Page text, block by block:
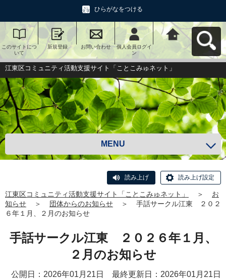
ひらがなをつける
このサイトにつ
いて
新規登録 お問い合わせ
個人会員ログイ
ン
江東区コミュニ
ティ活動支援サ
イト「ことこみ
ゅネット」へ戻
る
江東区コミュニティ活動支援サイト「ことこみゅネット」
MENU
読み上げ 読み上げ設定
江東区コミュニティ活動支援サイト「ことこみゅネット」 ＞
お
知らせ
＞ 団体からのお知らせ ＞
手話サークル江東 ２０２
６年１月、２月のお知らせ
手話サークル江東 ２０２６年１月、
２月のお知らせ
公開日：2026年01月21日 最終更新日：2026年01月21日